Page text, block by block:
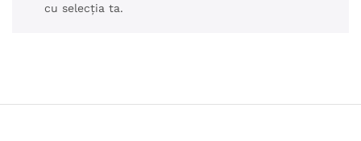
cu selecția ta.